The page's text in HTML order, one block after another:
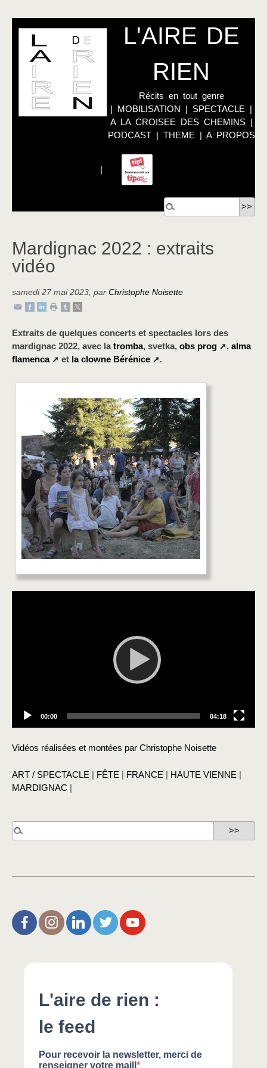
L'AIRE DE
RIEN
Récits en tout genre
| MOBILISATION | SPECTACLE |
A LA CROISEE DES CHEMINS|
PODCAST| THEME | A PROPOS
|
Mardignac 2022 : extraits
vidéo
samedi 27 mai 2023, par Christophe Noisette
Extraits de quelques concerts et spectacles lors des
mardignac 2022, avec latromba, svetka, obs prog , alma
flamenca
et la clowne Bérénice .
Current
00:00
Total
duration
04:18
Vidéos réalisées et montées par Christophe Noisette
ART / SPECTACLE | FÊTE | FRANCE | HAUTE VIENNE |
MARDIGNAC |
L’Aire de Rien (facebook)
Christophe Noisette (instagram)
Christophe Noisette (Linkedin)
Christophe Noisette (X | Twitter)
L’Aire de Rien (You Tube)